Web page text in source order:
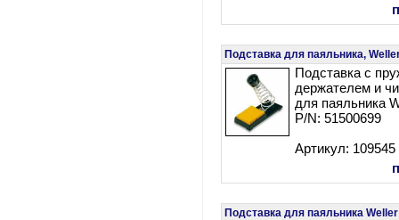
Подставка для паяльника,
Подставка с
держателем и
для паяльника
P/N: 51500699
Артикул: 109545
Подставка для паяльника